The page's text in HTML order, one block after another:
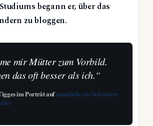
begann er, über das
zu bloggen.
mir Mütter zum Vorbild.
das oft besser als ich.“
im Porträt aufannabelle.ch (Schweizer